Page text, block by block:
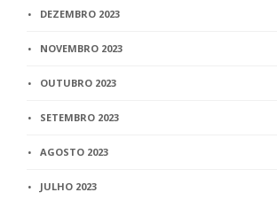
DEZEMBRO 2023
NOVEMBRO 2023
OUTUBRO 2023
SETEMBRO 2023
AGOSTO 2023
JULHO 2023